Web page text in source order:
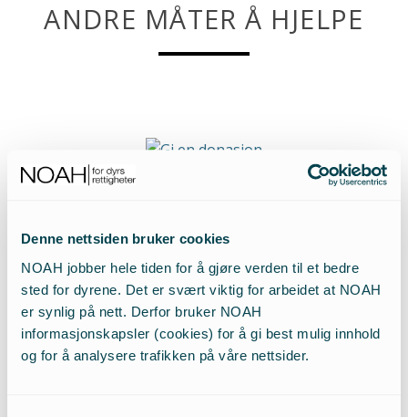
Denne nettsiden bruker cookies
NOAH jobber hele tiden for å gjøre verden til et bedre
sted for dyrene. Det er svært viktig for arbeidet at NOAH
er synlig på nett. Derfor bruker NOAH
informasjonskapsler (cookies) for å gi best mulig innhold
og for å analysere trafikken på våre nettsider.
ANDRE MÅTER Å HJELPE
bank.
Testament